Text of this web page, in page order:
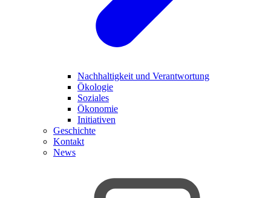
Nachhaltigkeit und Verantwortung
Ökologie
Soziales
Ökonomie
Initiativen
Geschichte
Kontakt
News